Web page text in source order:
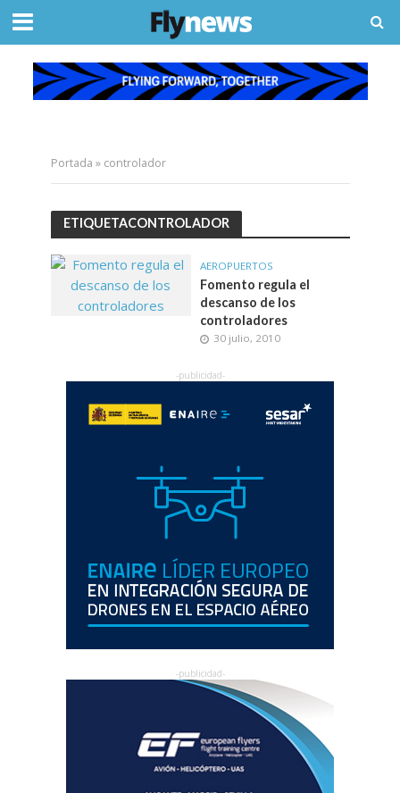
Portada » controlador
ETIQUETACONTROLADOR
AEROPUERTOS
Fomento regula el
descanso de los
controladores
30 julio, 2010